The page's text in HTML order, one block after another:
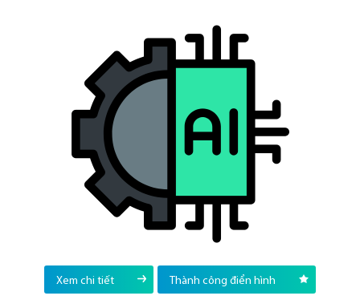
Xem chi tiết Thành công điển hình